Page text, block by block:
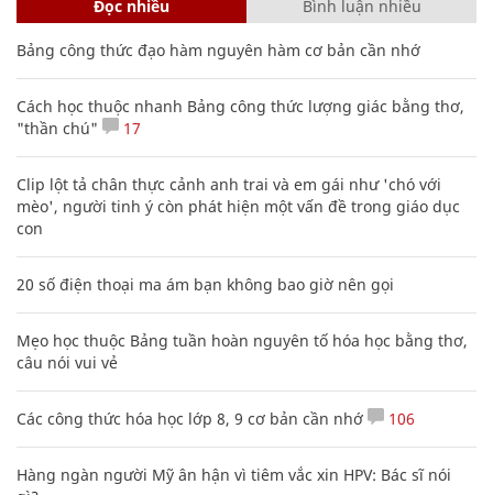
Đọc nhiều Bình luận nhiều
Bảng công thức đạo hàm nguyên hàm cơ bản cần nhớ
Cách học thuộc nhanh Bảng công thức lượng giác bằng thơ,
"thần chú"
17
Clip lột tả chân thực cảnh anh trai và em gái như 'chó với
mèo', người tinh ý còn phát hiện một vấn đề trong giáo dục
con
20 số điện thoại ma ám bạn không bao giờ nên gọi
Mẹo học thuộc Bảng tuần hoàn nguyên tố hóa học bằng thơ,
câu nói vui vẻ
Các công thức hóa học lớp 8, 9 cơ bản cần nhớ 106
Hàng ngàn người Mỹ ân hận vì tiêm vắc xin HPV: Bác sĩ nói